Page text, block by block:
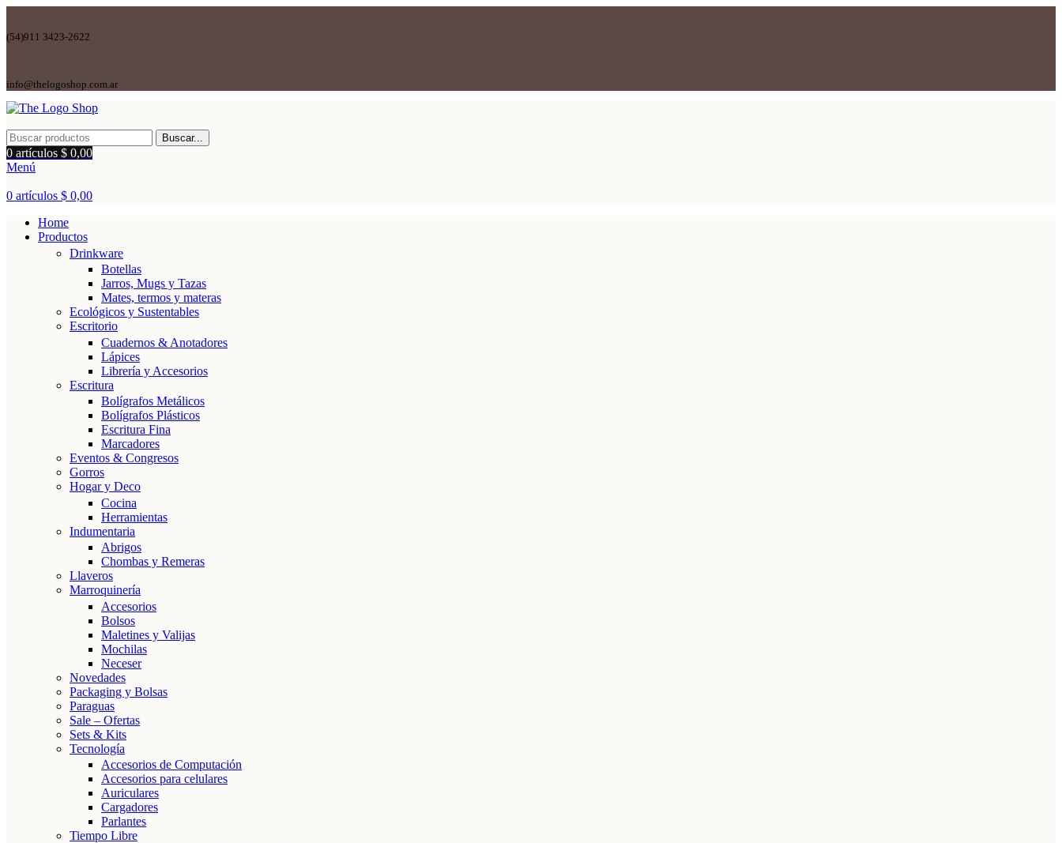
(54)911 3423-2622
info@thelogoshop.com.ar
Buscar...
0 artículos $ 0,00
Menú
0 artículos $ 0,00
Home
Productos
Drinkware
Botellas
Jarros, Mugs y Tazas
Mates, termos y materas
Ecológicos y Sustentables
Escritorio
Cuadernos & Anotadores
Lápices
Librería y Accesorios
Escritura
Bolígrafos Metálicos
Bolígrafos Plásticos
Escritura Fina
Marcadores
Eventos & Congresos
Gorros
Hogar y Deco
Cocina
Herramientas
Indumentaria
Abrigos
Chombas y Remeras
Llaveros
Marroquinería
Accesorios
Bolsos
Maletines y Valijas
Mochilas
Neceser
Novedades
Packaging y Bolsas
Paraguas
Sale – Ofertas
Sets & Kits
Tecnología
Accesorios de Computación
Accesorios para celulares
Auriculares
Cargadores
Parlantes
Tiempo Libre